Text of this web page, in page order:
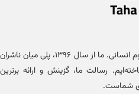
خانه کتاب طاها، مرجع تخصصی آثار علوم انسانی. ما از سال ۱۳۹۶، پلی میان ناشران
رسالت ما، گزینش و ارائه برترین
شماست.